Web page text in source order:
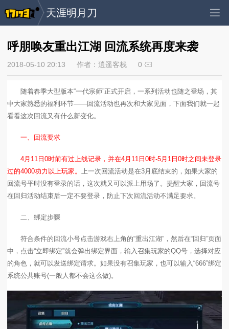
天涯明月刀
呼朋唤友重出江湖 回流系统再度来袭
2018-05-10 20:13 作者：逍遥客栈 0
随着春季大型版本“一代宗师”正式开启，一系列活动也随之登场，其
中大家熟悉的福利环节——回流活动也再次和大家见面，下面我们就一起
看看这次回流又有什么新变化。
一、回流要求
4月11日0时前有过上线记录，并在4月11日0时-5月1日0时之间未登录
过的4000功力以上玩家。上一次回流活动是在3月底结束的，如果大家的
回流号平时没有登录的话，这次就又可以派上用场了。提醒大家，回流号
在回归活动结束后一定不要登录，防止下次回流活动不满足要求。
二、绑定步骤
符合条件的回流小号点击游戏右上角的“重出江湖”，然后在“回归”页面
中，点击“立即绑定”就会弹出绑定界面，输入召集玩家的QQ号，选择对应
的角色，就可以发送绑定请求。如果没有召集玩家，也可以输入“666”绑定
系统公共账号(一般人都不会这么做)。